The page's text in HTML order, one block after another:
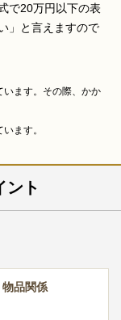
で20万円以下の表
」と言えますので
ます。その際、かか
ます。
ント
物品関係